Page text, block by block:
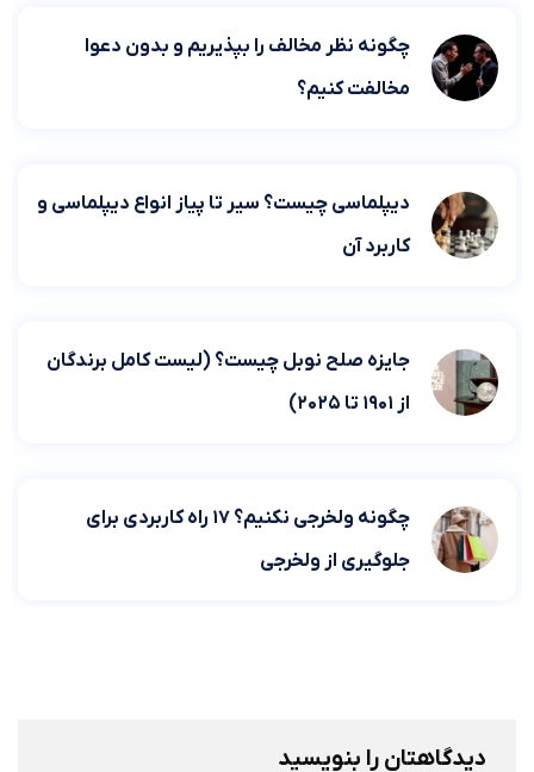
چگونه نظر مخالف را بپذیریم و بدون دعوا
مخالفت کنیم؟
دیپلماسی چیست؟ سیر تا پیاز انواع دیپلماسی و
کاربرد آن
جایزه صلح نوبل چیست؟ (لیست کامل برندگان
از ۱۹۰۱ تا ۲۰۲۵)
چگونه ولخرجی نکنیم؟ ۱۷ راه کاربردی برای
جلوگیری از ولخرجی
دیدگاهتان را بنویسید